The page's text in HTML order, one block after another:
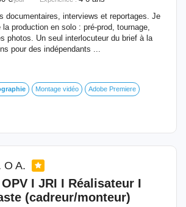
documentaires, interviews et reportages. Je
la production en solo : pré-prod, tournage,
photos. Un seul interlocuteur du brief à la
pour des indépendants ...
Montage vidéo Adobe Premiere
O A.
I JRI I Réalisateur I
(cadreur/monteur)